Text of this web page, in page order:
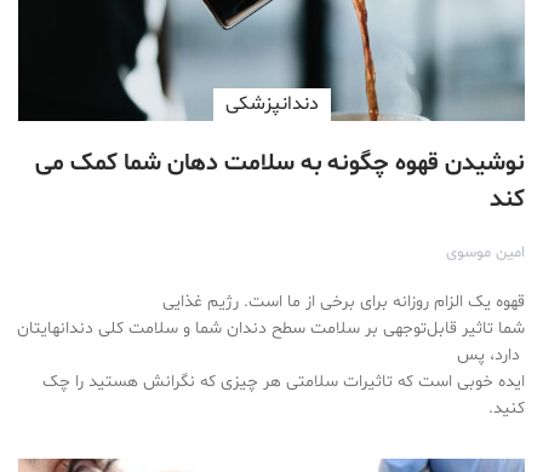
دندانپزشکی
نوشیدن قهوه چگونه به سلامت دهان شما کمک می
کند
امین موسوی
قهوه یک الزام روزانه برای برخی از ما است. رژیم غذایی
شما تاثیر قابل‌توجهی بر سلامت سطح دندان شما و سلامت کلی دندانهایتان
دارد، پس
ایده خوبی است که تاثیرات سلامتی هر چیزی که نگرانش هستید را چک
کنید.